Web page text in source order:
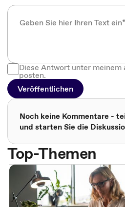
Diese Antwort unter meinem
posten.
Veröffentlichen
Noch keine Kommentare -
und starten Sie die
Top-Themen